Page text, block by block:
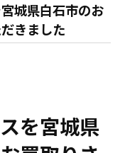
城県白石市のお
きました
を宮城県